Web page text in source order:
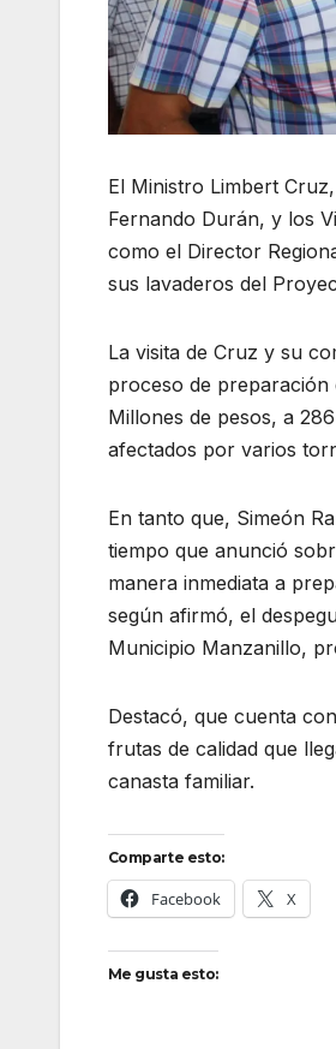
El Ministro Limbert
Fernando Durán, y los
como el Director
sus lavaderos del
La visita de Cruz y su
proceso de preparación
Millones de pesos, a
afectados por varios
En tanto que, Simeón
tiempo que anunció
manera inmediata a
según afirmó, el
Municipio Manzanillo,
Destacó, que cuenta
frutas de calidad que
canasta familiar.
Comparte esto:
Facebook X
Me gusta esto: